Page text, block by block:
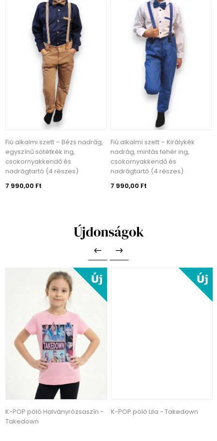
Fiú alkalmi szett – Bézs nadrág,
egyszínű sötétkék ing,
csokornyakkendő és
nadrágtartó (4 részes)
7 990,00 Ft
Fiú alkalmi szett – Királykék
nadrág, mintás fehér ing,
csokornyakkendő és
nadrágtartó (4 részes)
7 990,00 Ft
Újdonságok
K-POP póló Halványrózsaszín -
Takedown
K-POP póló Lila - Takedown